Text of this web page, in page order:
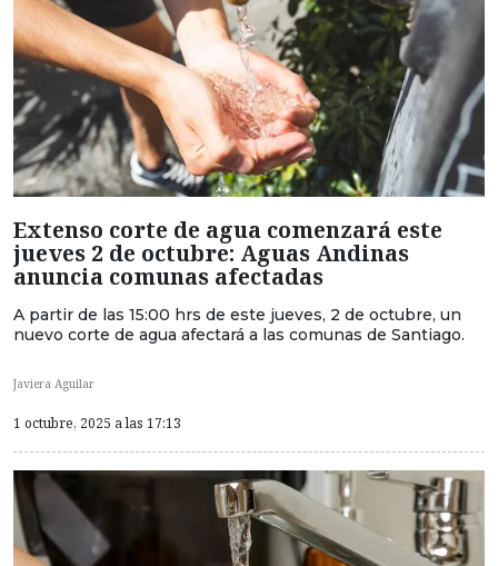
Extenso corte de agua comenzará este
jueves 2 de octubre: Aguas Andinas
anuncia comunas afectadas
A partir de las 15:00 hrs de este jueves, 2 de octubre, un
nuevo corte de agua afectará a las comunas de Santiago.
Javiera Aguilar
1 octubre, 2025 a las 17:13